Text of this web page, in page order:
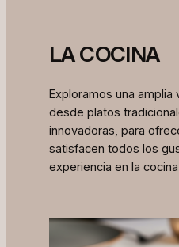
LA COCINA
Exploramos una amplia
desde platos
innovadoras, para
satisfacen todos los
experiencia en la cocina